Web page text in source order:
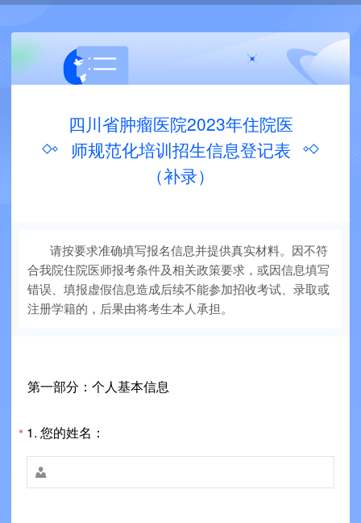
四川省肿瘤医院2023年住院医
师规范化培训招生信息登记表
（补录）
请按要求准确填写报名信息并提供真实材料。因不符
合我院住院医师报考条件及相关政策要求，或因信息填写
错误、填报虚假信息造成后续不能参加招收考试、录取或
注册学籍的，后果由将考生本人承担。
第一部分：个人基本信息
* 1. 您的姓名：
